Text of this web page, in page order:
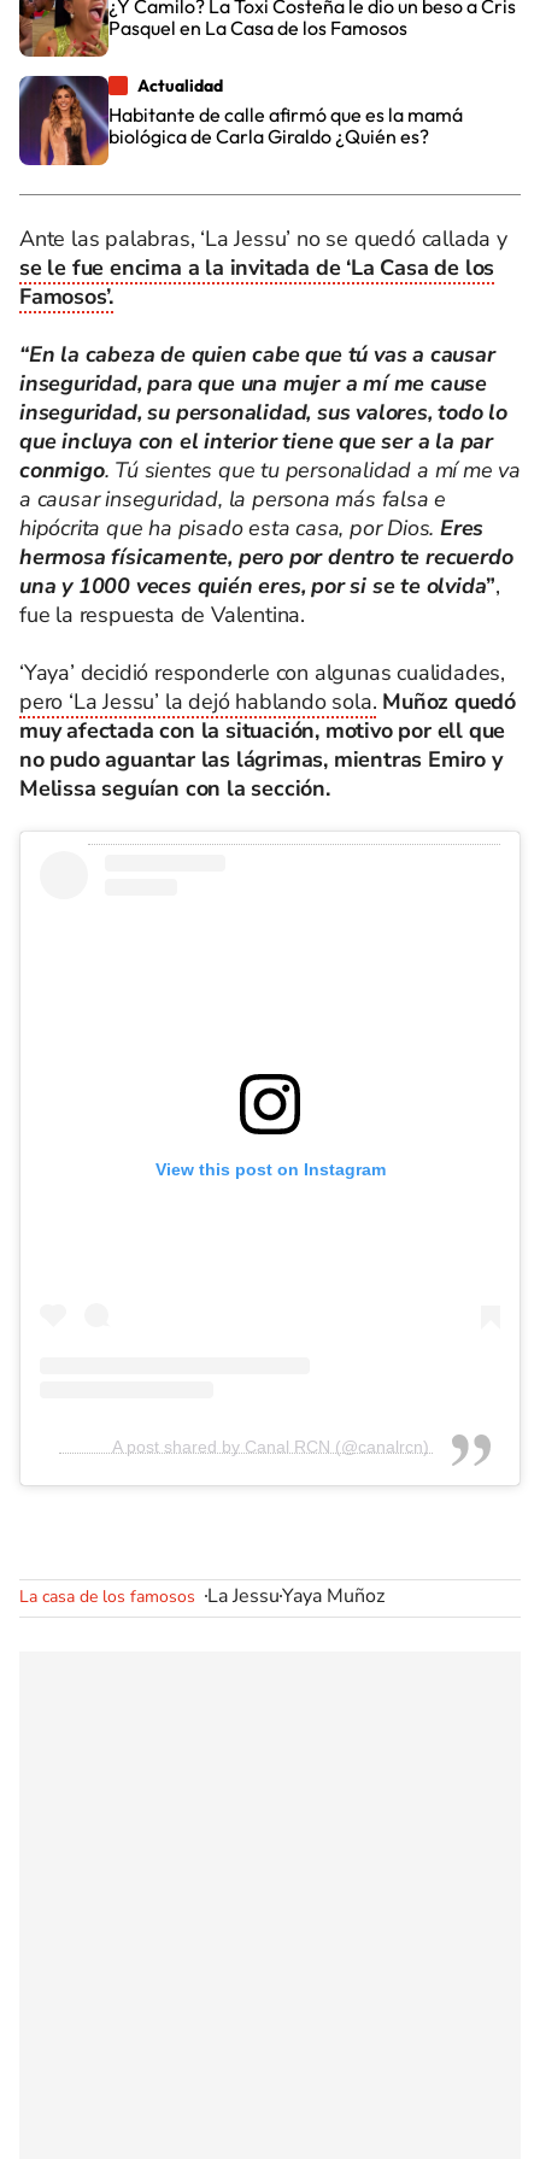
¿Y Camilo? La Toxi Costeña le dio un beso a Cris
Pasquel en La Casa de los Famosos
Actualidad
Habitante de calle afirmó que es la mamá
biológica de Carla Giraldo ¿Quién es?
Ante las palabras, ‘La Jessu’ no se quedó callada y
se le fue encima a la invitada de ‘La Casa de los
Famosos’.
“En la cabeza de quien cabe que tú vas a causar
inseguridad, para que una mujer a mí me cause
inseguridad, su personalidad, sus valores, todo lo
que incluya con el interior tiene que ser a la par
conmigo. Tú sientes que tu personalidad a mí me va
a causar inseguridad, la persona más falsa e
hipócrita que ha pisado esta casa, por Dios. Eres
hermosa físicamente, pero por dentro te recuerdo
una y 1000 veces quién eres, por si se te olvida”,
fue la respuesta de Valentina.
‘Yaya’ decidió responderle con algunas cualidades,
pero ‘La Jessu’ la dejó hablando sola. Muñoz quedó
muy afectada con la situación, motivo por ell que
no pudo aguantar las lágrimas, mientras Emiro y
Melissa seguían con la sección.
View this post on Instagram
A post shared by Canal RCN (@canalrcn)
La casa de los famosos La JessuYaya Muñoz